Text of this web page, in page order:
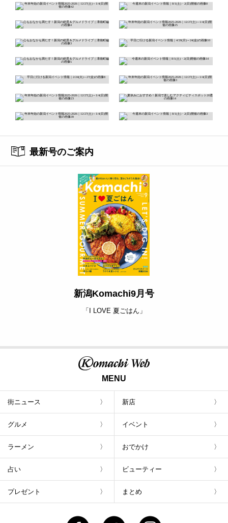
最新号のご案内
新潟Komachi9月号
「I LOVE 夏ごはん」
MENU
街ニュース 新店
グルメ イベント
ラーメン おでかけ
占い ビューティー
プレゼント まとめ